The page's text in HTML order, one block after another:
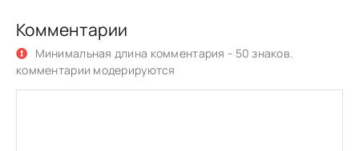
Комментарии
Минимальная длина комментария - 50 знаков.
комментарии модерируются